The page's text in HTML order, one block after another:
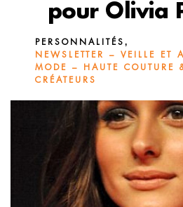
pour Olivia
PERSONNALITÉS ,
NEWSLETTER – VEILLE ET
MODE – HAUTE COUTURE
CRÉATEURS